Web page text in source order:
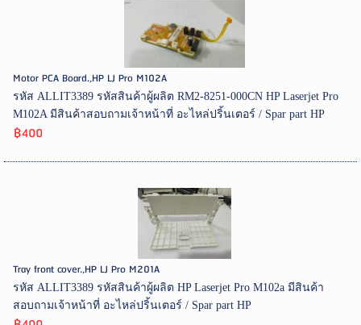
Motor PCA Board.,HP LJ Pro M102A
รหัส ALLIT3389 รหัสสินค้าผู้ผลิต RM2-8251-000CN HP Laserjet Pro
M102A มีสินค้าสอบถามเจ้าหน้าที่ อะไหล่ปริ้นเตอร์ / Spar part HP
฿400
Tray front cover.,HP LJ Pro M201A
รหัส ALLIT3389 รหัสสินค้าผู้ผลิต HP Laserjet Pro M102a มีสินค้า
สอบถามเจ้าหน้าที่ อะไหล่ปริ้นเตอร์ / Spar part HP